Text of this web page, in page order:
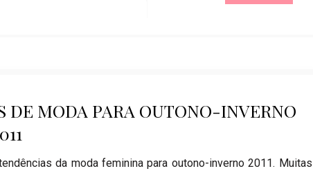
DE MODA PARA OUTONO-INVERNO
da moda feminina para outono-inverno 2011. Muitas